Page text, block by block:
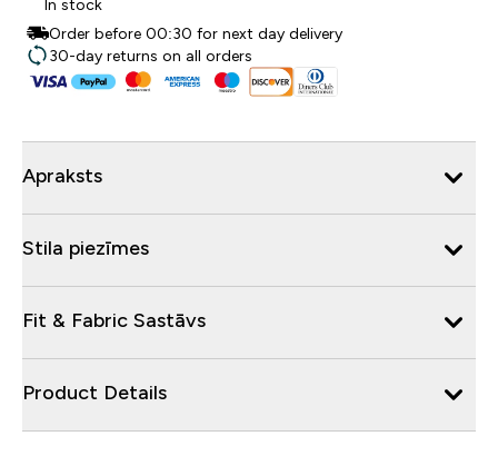
In stock
Order before 00:30 for next day delivery
30-day returns on all orders
Apraksts
Stila piezīmes
Fit & Fabric Sastāvs
Product Details